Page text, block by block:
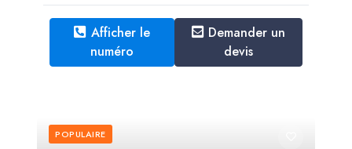
Afficher le
numéro
Demander un
devis
POPULAIRE